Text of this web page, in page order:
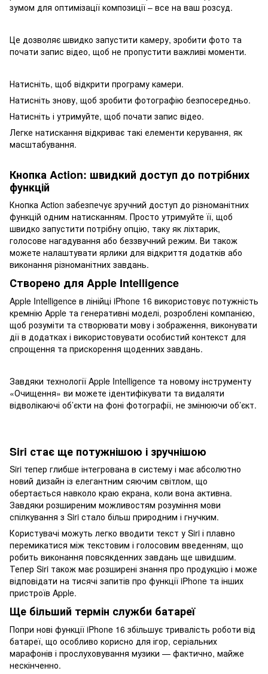
зумом для оптимізації композиції – все на ваш розсуд.
Це дозволяє швидко запустити камеру, зробити фото та
почати запис відео, щоб не пропустити важливі моменти.
Натисніть, щоб відкрити програму камери.
Натисніть знову, щоб зробити фотографію безпосередньо.
Натисніть і утримуйте, щоб почати запис відео.
Легке натискання відкриває такі елементи керування, як
масштабування.
Кнопка Action: швидкий доступ до потрібних
функцій
Кнопка Action забезпечує зручний доступ до різноманітних
функцій одним натисканням. Просто утримуйте її, щоб
швидко запустити потрібну опцію, таку як ліхтарик,
голосове нагадування або беззвучний режим. Ви також
можете налаштувати ярлики для відкриття додатків або
виконання різноманітних завдань.
Створено для Apple Intelligence
Apple Intelligence в лінійці iPhone 16 використовує потужність
кремнію Apple та генеративні моделі, розроблені компанією,
щоб розуміти та створювати мову і зображення, виконувати
дії в додатках і використовувати особистий контекст для
спрощення та прискорення щоденних завдань.
Завдяки технології Apple Intelligence та новому інструменту
«Очищення» ви можете ідентифікувати та видаляти
відволікаючі об’єкти на фоні фотографії, не змінюючи об’єкт.
Siri стає ще потужнішою і зручнішою
Siri тепер глибше інтегрована в систему і має абсолютно
новий дизайн із елегантним сяючим світлом, що
обертається навколо краю екрана, коли вона активна.
Завдяки розширеним можливостям розуміння мови
спілкування з Siri стало більш природним і гнучким.
Користувачі можуть легко вводити текст у Siri і плавно
перемикатися між текстовим і голосовим введенням, що
робить виконання повсякденних завдань ще швидшим.
Тепер Siri також має розширені знання про продукцію і може
відповідати на тисячі запитів про функції iPhone та інших
пристроїв Apple.
Ще більший термін служби батареї
Попри нові функції iPhone 16 збільшує тривалість роботи від
батареї, що особливо корисно для ігор, серіальних
марафонів і прослуховування музики — фактично, майже
нескінченно.